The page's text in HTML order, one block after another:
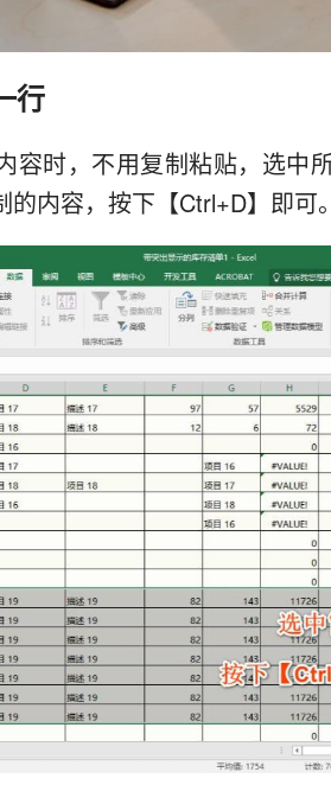
行
容时，不用复制粘贴，选中
内容，按下【Ctrl+D】即可。